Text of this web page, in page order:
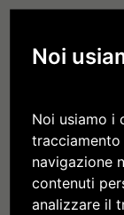
Noi
Noi usiamo i
navigazione
contenuti
analizzare il
5,50 €